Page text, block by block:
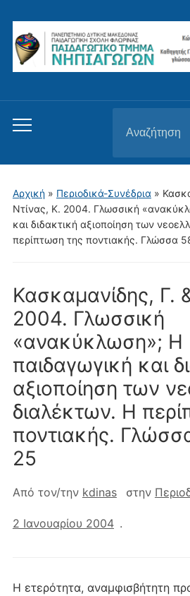
Εναλλαγή
μενού
για
κινητά
για:
Αρχική» Περιοδικά-Συνέδρια »
Ντίνας, Κ. 2004. Γλωσσική
και διδακτική αξιοποίηση των
περίπτωση της ποντιακής. Γλώσσα
Κασκαμανίδης, Γ.
2004. Γλωσσική
«ανακύκλωση»; Η
παιδαγωγική και
αξιοποίηση των
διαλέκτων. Η
ποντιακής.
25
Από τον/την kdinas στην
2 Ιανουαρίου 2004 .
Η ετερότητα, αναμφισβήτητη